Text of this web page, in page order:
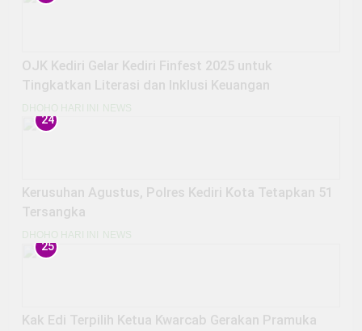
OJK Kediri Gelar Kediri Finfest 2025 untuk
Tingkatkan Literasi dan Inklusi Keuangan
DHOHO HARI INI NEWS
24
Kerusuhan Agustus, Polres Kediri Kota Tetapkan 51
Tersangka
DHOHO HARI INI NEWS
25
Kak Edi Terpilih Ketua Kwarcab Gerakan Pramuka